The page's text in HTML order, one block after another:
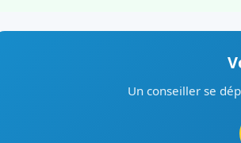
Un conseiller se